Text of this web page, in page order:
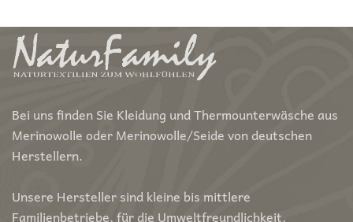
Bei uns finden Sie Kleidung und Thermounterwäsche aus
Merinowolle oder Merinowolle/Seide von deutschen
Herstellern.
Unsere Hersteller sind kleine bis mittlere
Familienbetriebe, für die Umweltfreundlichkeit,